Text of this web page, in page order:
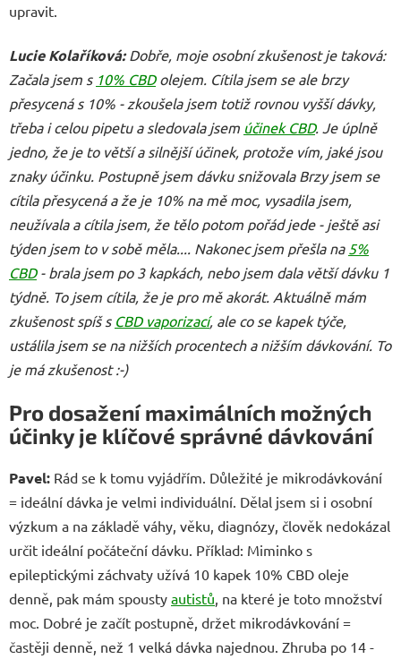
upravit.
Lucie Kolaříková:Dobře, moje osobní zkušenost je taková:
Začala jsem s 10% CBDolejem. Cítila jsem se ale brzy
přesycená s 10% - zkoušela jsem totiž rovnou vyšší dávky,
třeba i celou pipetu a sledovala jsem účinek CBD. Je úplně
jedno, že je to větší a silnější účinek, protože vím, jaké jsou
znaky účinku. Postupně jsem dávku snižovala Brzy jsem se
cítila přesycená a že je 10% na mě moc, vysadila jsem,
neužívala a cítila jsem, že tělo potom pořád jede - ještě asi
týden jsem to v sobě měla.... Nakonec jsem přešla na 5%
CBD- brala jsem po 3 kapkách, nebo jsem dala větší dávku 1
týdně. To jsem cítila, že je pro mě akorát. Aktuálně mám
zkušenost spíš s CBD vaporizací, ale co se kapek týče,
ustálila jsem se na nižších procentech a nižším dávkování. To
je má zkušenost :-)
Pro dosažení maximálních možných
účinky je klíčové správné dávkování
Pavel: Rád se k tomu vyjádřím. Důležité je mikrodávkování
= ideální dávka je velmi individuální. Dělal jsem si i osobní
výzkum a na základě váhy, věku, diagnózy, člověk nedokázal
určit ideální počáteční dávku. Příklad: Miminko s
epileptickými záchvaty užívá 10 kapek 10% CBD oleje
denně, pak mám spousty autistů , na které je toto množství
moc. Dobré je začít postupně, držet mikrodávkování =
častěji denně, než 1 velká dávka najednou. Zhruba po 14 -